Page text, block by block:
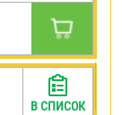
В СПИСОК